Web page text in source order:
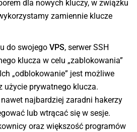
dla nowych kluczy, w związku
zamiennie klucze
do swojego VPS, serwer SSH
klucza w celu „zablokowania”
„odblokowanie” jest możliwe
użycie prywatnego klucza.
najbardziej zaradni hakerzy
lub wtrącać się w sesje.
oraz większość programów